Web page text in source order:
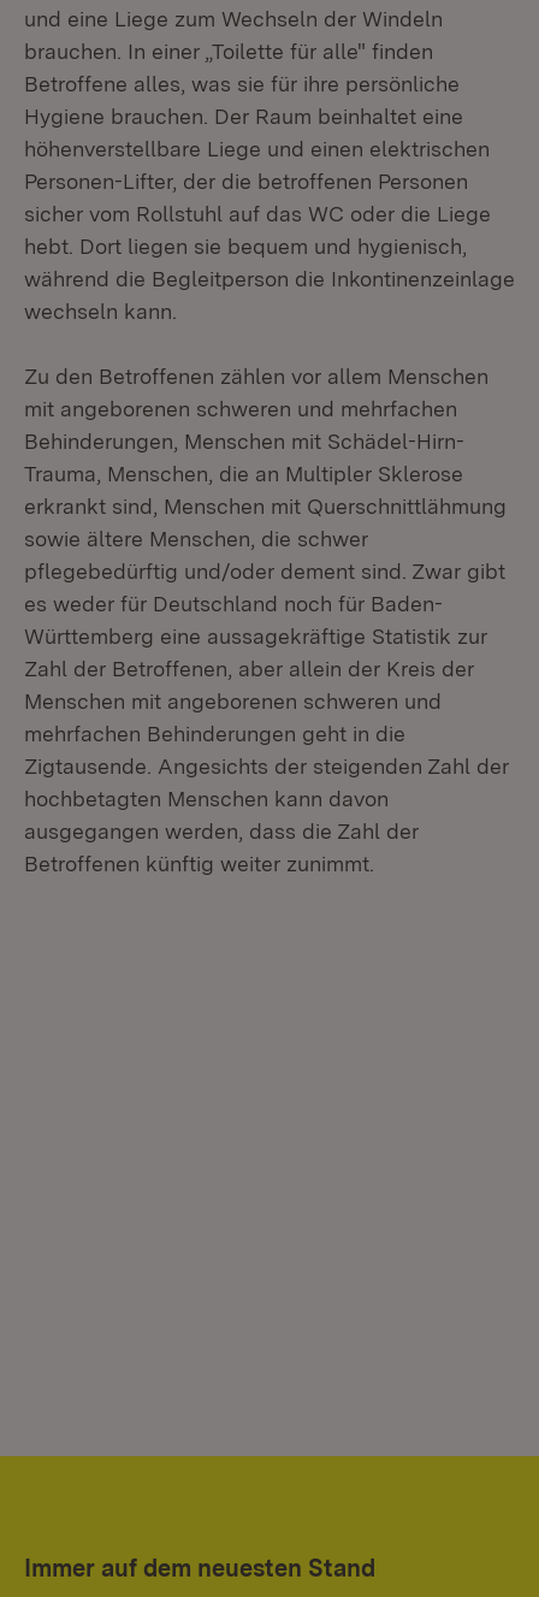
und eine Liege zum Wechseln der Windeln
brauchen. In einer „Toilette für alle" finden
Betroffene alles, was sie für ihre persönliche
Hygiene brauchen. Der Raum beinhaltet eine
höhenverstellbare Liege und einen elektrischen
Personen-Lifter, der die betroffenen Personen
sicher vom Rollstuhl auf das WC oder die Liege
hebt. Dort liegen sie bequem und hygienisch,
während die Begleitperson die Inkontinenzeinlage
wechseln kann.
Zu den Betroffenen zählen vor allem Menschen
mit angeborenen schweren und mehrfachen
Behinderungen, Menschen mit Schädel-Hirn-
Trauma, Menschen, die an Multipler Sklerose
erkrankt sind, Menschen mit Querschnittlähmung
sowie ältere Menschen, die schwer
pflegebedürftig und/oder dement sind. Zwar gibt
es weder für Deutschland noch für Baden-
Württemberg eine aussagekräftige Statistik zur
Zahl der Betroffenen, aber allein der Kreis der
Menschen mit angeborenen schweren und
mehrfachen Behinderungen geht in die
Zigtausende. Angesichts der steigenden Zahl der
hochbetagten Menschen kann davon
ausgegangen werden, dass die Zahl der
Betroffenen künftig weiter zunimmt.
Immer auf dem neuesten Stand